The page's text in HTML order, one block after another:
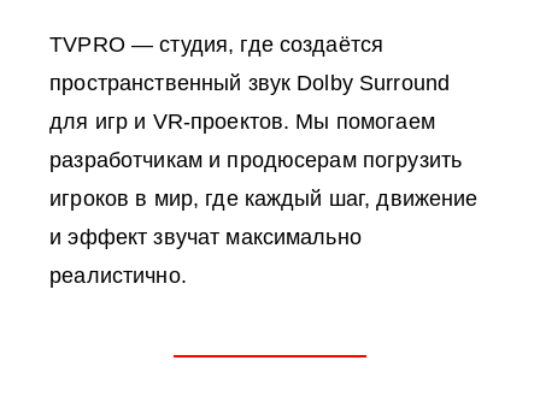
TVPRO — студия, где создаётся
пространственный звук Dolby Surround
для игр и VR-проектов. Мы помогаем
разработчикам и продюсерам погрузить
игроков в мир, где каждый шаг, движение
и эффект звучат максимально
реалистично.